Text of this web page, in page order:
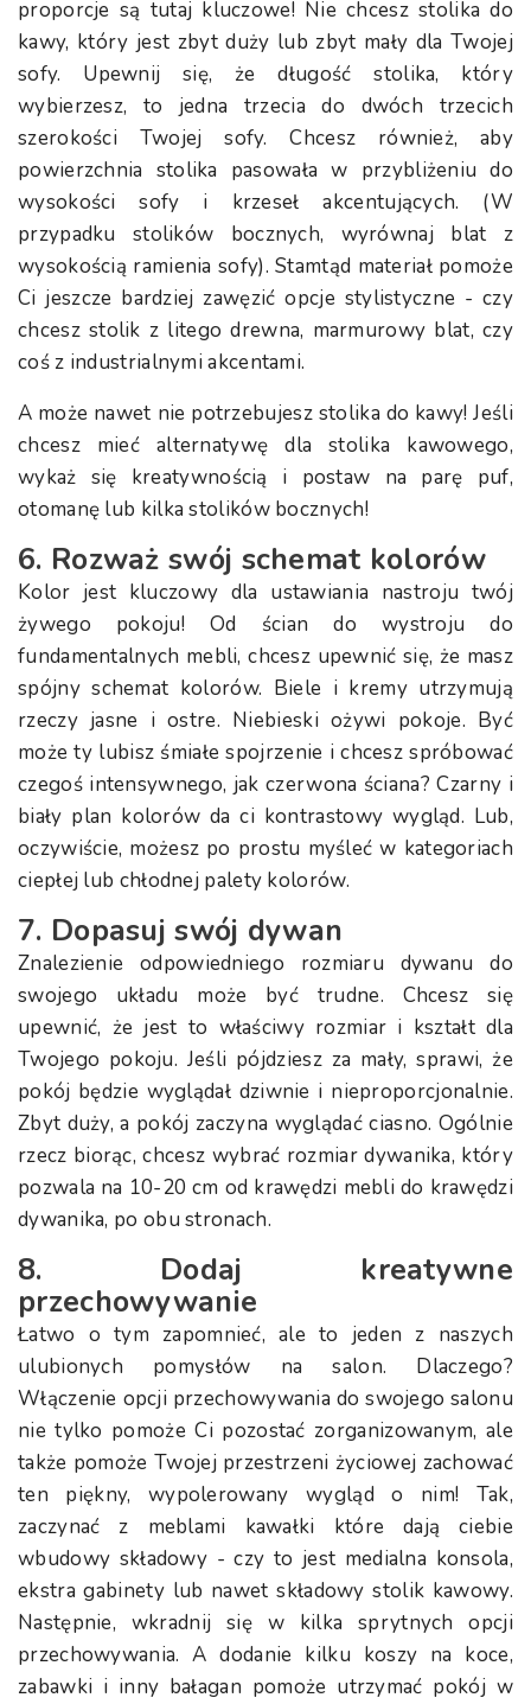
proporcje są tutaj kluczowe! Nie chcesz stolika do
kawy, który jest zbyt duży lub zbyt mały dla Twojej
sofy. Upewnij się, że długość stolika, który
wybierzesz, to jedna trzecia do dwóch trzecich
szerokości Twojej sofy. Chcesz również, aby
powierzchnia stolika pasowała w przybliżeniu do
wysokości sofy i krzeseł akcentujących. (W
przypadku stolików bocznych, wyrównaj blat z
wysokością ramienia sofy). Stamtąd materiał pomoże
Ci jeszcze bardziej zawęzić opcje stylistyczne - czy
chcesz stolik z litego drewna, marmurowy blat, czy
coś z industrialnymi akcentami.
A może nawet nie potrzebujesz stolika do kawy! Jeśli
chcesz mieć alternatywę dla stolika kawowego,
wykaż się kreatywnością i postaw na parę puf,
otomanę lub kilka stolików bocznych!
6. Rozważ swój schemat kolorów
Kolor jest kluczowy dla ustawiania nastroju twój
żywego pokoju! Od ścian do wystroju do
fundamentalnych mebli, chcesz upewnić się, że masz
spójny schemat kolorów. Biele i kremy utrzymują
rzeczy jasne i ostre. Niebieski ożywi pokoje. Być
może ty lubisz śmiałe spojrzenie i chcesz spróbować
czegoś intensywnego, jak czerwona ściana? Czarny i
biały plan kolorów da ci kontrastowy wygląd. Lub,
oczywiście, możesz po prostu myśleć w kategoriach
ciepłej lub chłodnej palety kolorów.
7. Dopasuj swój dywan
Znalezienie odpowiedniego rozmiaru dywanu do
swojego układu może być trudne. Chcesz się
upewnić, że jest to właściwy rozmiar i kształt dla
Twojego pokoju. Jeśli pójdziesz za mały, sprawi, że
pokój będzie wyglądał dziwnie i nieproporcjonalnie.
Zbyt duży, a pokój zaczyna wyglądać ciasno. Ogólnie
rzecz biorąc, chcesz wybrać rozmiar dywanika, który
pozwala na 10-20 cm od krawędzi mebli do krawędzi
dywanika, po obu stronach.
8. Dodaj kreatywne
przechowywanie
Łatwo o tym zapomnieć, ale to jeden z naszych
ulubionych pomysłów na salon. Dlaczego?
Włączenie opcji przechowywania do swojego salonu
nie tylko pomoże Ci pozostać zorganizowanym, ale
także pomoże Twojej przestrzeni życiowej zachować
ten piękny, wypolerowany wygląd o nim! Tak,
zaczynać z meblami kawałki które dają ciebie
wbudowy składowy - czy to jest medialna konsola,
ekstra gabinety lub nawet składowy stolik kawowy.
Następnie, wkradnij się w kilka sprytnych opcji
przechowywania. A dodanie kilku koszy na koce,
zabawki i inny bałagan pomoże utrzymać pokój w